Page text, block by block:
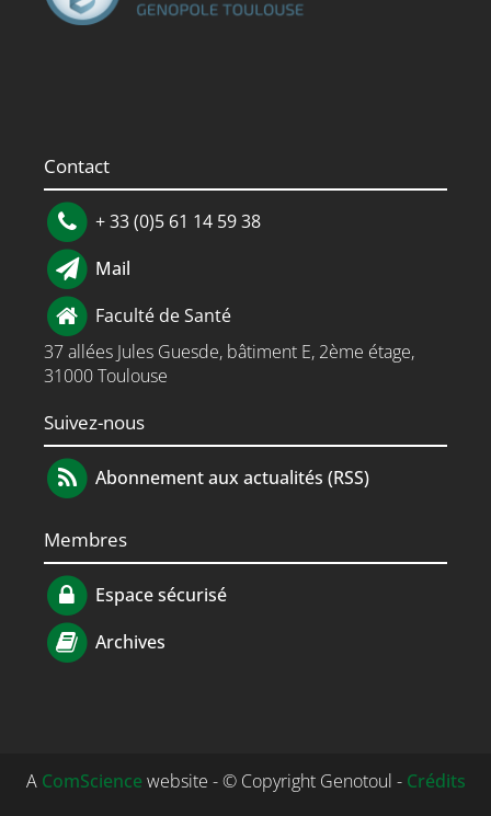
Contact
+ 33 (0)5 61 14 59 38
Mail
Faculté de Santé
37 allées Jules Guesde, bâtiment E, 2ème étage,
31000 Toulouse
Suivez-nous
Abonnement aux actualités (RSS)
Membres
Espace sécurisé
Archives
A ComSciencewebsite - © Copyright Genotoul - Crédits